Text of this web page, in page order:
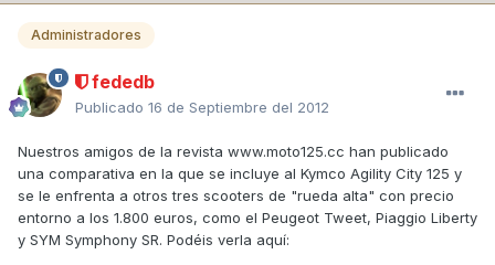
Administradores
fededb
Publicado 16 de Septiembre del 2012
Nuestros amigos de la revista www.moto125.cc han publicado
una comparativa en la que se incluye al Kymco Agility City 125 y
se le enfrenta a otros tres scooters de "rueda alta" con precio
entorno a los 1.800 euros, como el Peugeot Tweet, Piaggio Liberty
y SYM Symphony SR. Podéis verla aquí: